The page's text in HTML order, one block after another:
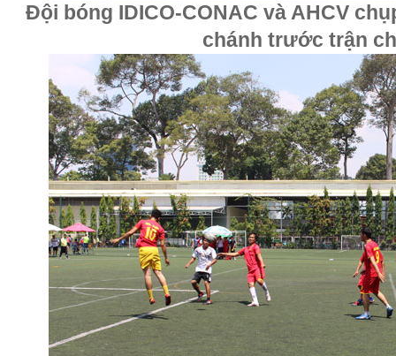
Đội bóng IDICO-CONAC và AHCV
chánh trước trận